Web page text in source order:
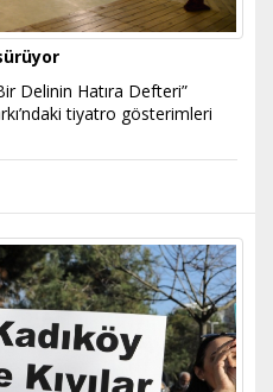
Delinin Hatıra Defteri”
tiyatro gösterimleri